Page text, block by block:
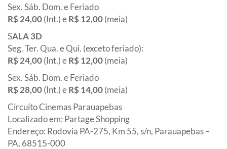
Sex. Sáb. Dom. e Feriado
R$ 24,00(Int.) eR$ 12,00(meia)
SALA 3D
Seg. Ter. Qua. e Qui. (exceto feriado):
R$ 24,00(Int.) eR$ 12,00(meia)
Sex. Sáb. Dom. e Feriado
R$ 28,00(Int.) eR$ 14,00(meia)
Circuíto Cinemas Parauapebas
Localizado em: Partage Shopping
Endereço: Rodovia PA-275, Km 55, s/n, Parauapebas –
PA, 68515-000